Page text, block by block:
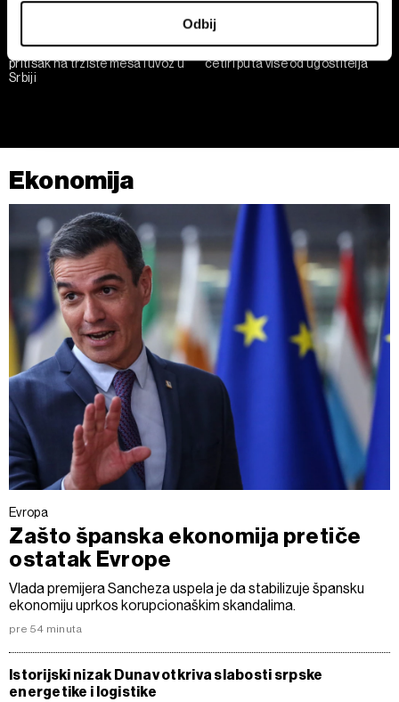
U svakom trenutku možete da promenite ili povučete
saglasnost u Deklaraciji o kolačićima.
Zajednički rukovaoci su HD-WIN ARENA SPORT d.o.o. i
Kolačiće u bilo kojem trenutku možete ponovno ažurirati
klikom na „Prikaži detalje“. Pristanak možete u bilo kojem
trenutku opozvati bez negativnih posledica.
Odbij
Afrička kuga svinja pojačava
pritisak na tržište mesa i uvoz u
Srbiji
Programeri u Srbiji zarađuju
četiri puta više od ugostitelja
Ekonomija
Evropa
Zašto španska ekonomija pretiče
ostatak Evrope
Vlada premijera Sancheza uspela je da stabilizuje špansku
ekonomiju uprkos korupcionaškim skandalima.
pre 54 minuta
Istorijski nizak Dunav otkriva slabosti srpske
energetike i logistike